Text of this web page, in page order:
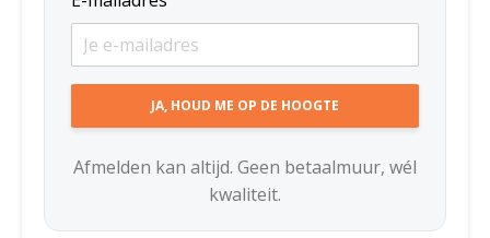
Afmelden kan altijd. Geen betaalmuur, wél
kwaliteit.